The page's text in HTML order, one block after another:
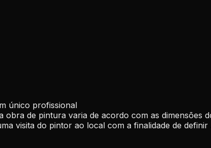
único profissional
obra de pintura varia de acordo com as dimensões
visita do pintor ao local com a finalidade de